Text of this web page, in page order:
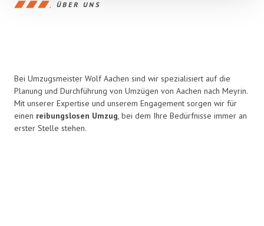
ÜBER UNS
Bei Umzugsmeister Wolf Aachen sind wir spezialisiert auf die
Planung und Durchführung von Umzügen von Aachen nach Meyrin.
Mit unserer Expertise und unserem Engagement sorgen wir für
einen reibungslosen Umzug, bei dem Ihre Bedürfnisse immer an
erster Stelle stehen.